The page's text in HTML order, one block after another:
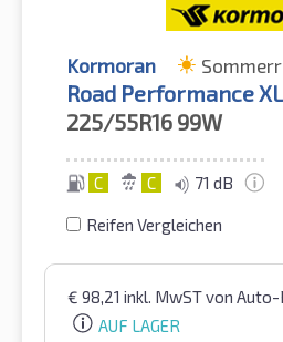
Kormoran
Road Performance
225/55R16 99W
C C 71 dB
Reifen Vergleichen
€ 98,21 inkl. MwSTvon Auto-
AUF LAGER